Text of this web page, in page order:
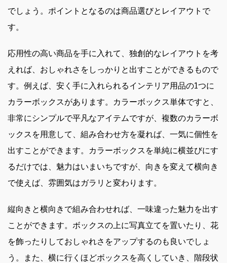
でしょう。ポイントとなるのは商品選びとレイアウトで
す。
応用性の高い商品を手に入れて、独創的なレイアウトを考
えれば、おしゃれさをしっかりと出すことができるもので
す。例えば、安く手に入れられるインテリア用品の1つに
カラーボックスがあります。カラーボックス単体ですと、
非常にシンプルで平凡なアイテムですが、複数のカラーボ
ックスを用意して、組み合わせ方を凝れば、一気に個性を
出すことができます。カラーボックスを単純に横並びにす
るだけでは、魅力はいまいちですが、向きを変えて横向き
で使えば、雰囲気はガラリと変わります。
縦向きと横向きで組み合わせれば、一味違った魅力を出す
ことができます。ボックスの上に写真立てを置いたり、花
を飾ったりしておしゃれさをアップするのも良いでしょ
う。また、横に行くほどボックスを高くしていき、階段状